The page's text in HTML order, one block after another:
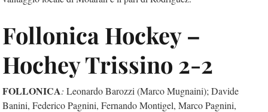
Follonica Hockey –
Hochey Trissino 2-2
FOLLONICA: Leonardo Barozzi (Marco Mugnaini); Davide
Banini, Federico Pagnini, Fernando Montigel, Marco Pagnini,